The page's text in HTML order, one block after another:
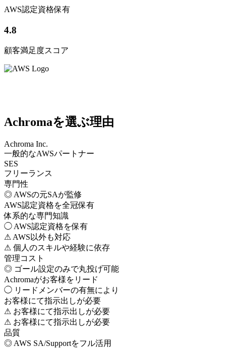
AWS認定資格保有
4.8
顧客満足度スコア
Achromaを選ぶ理由
Achroma Inc.
一般的なAWSパートナー
SES
フリーランス
専門性
◎AWSの元SAが監修
AWS認定資格を全冠保有
体系的な専門知識
◯AWS認定資格を保有
⚠AWS以外も対応
⚠ 個人のスキルや経験に依存
管理コスト
◎ ゴール設定のみで丸投げ可能
Achromaがお客様をリード
◯ リードメンバーの有無により
お客様にて指示出しが必要
⚠ お客様にて指示出しが必要
⚠ お客様にて指示出しが必要
品質
◎AWS SA/Supportをフル活用